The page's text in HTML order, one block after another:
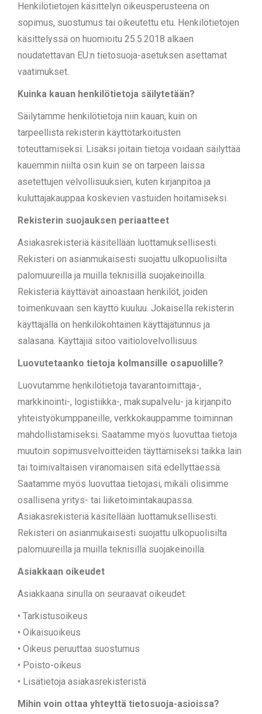
Henkilötietojen käsittelyn oikeusperusteena on
sopimus, suostumus tai oikeutettu etu. Henkilötietojen
käsittelyssä on huomioitu 25.5.2018 alkaen
noudatettavan EU:n tietosuoja-asetuksen asettamat
vaatimukset.
Kuinka kauan henkilötietoja säilytetään?
Säilytämme henkilötietoja niin kauan, kuin on
tarpeellista rekisterin käyttötarkoitusten
toteuttamiseksi. Lisäksi joitain tietoja voidaan säilyttää
kauemmin niiltä osin kuin se on tarpeen laissa
asetettujen velvollisuuksien, kuten kirjanpitoa ja
kuluttajakauppaa koskevien vastuiden hoitamiseksi.
Rekisterin suojauksen periaatteet
Asiakasrekisteriä käsitellään luottamuksellisesti.
Rekisteri on asianmukaisesti suojattu ulkopuolisilta
palomuureilla ja muilla teknisillä suojakeinoilla.
Rekisteriä käyttävät ainoastaan henkilöt, joiden
toimenkuvaan sen käyttö kuuluu. Jokaisella rekisterin
käyttäjällä on henkilökohtainen käyttäjätunnus ja
salasana. Käyttäjiä sitoo vaitiolovelvollisuus.
Luovutetaanko tietoja kolmansille osapuolille?
Luovutamme henkilötietoja tavarantoimittaja-,
markkinointi-, logistiikka-, maksupalvelu- ja kirjanpito
yhteistyökumppaneille, verkkokauppamme toiminnan
mahdollistamiseksi. Saatamme myös luovuttaa tietoja
muutoin sopimusvelvoitteiden täyttämiseksi taikka lain
tai toimivaltaisen viranomaisen sitä edellyttäessä.
Saatamme myös luovuttaa tietojasi, mikäli olisimme
osallisena yritys- tai liiketoimintakaupassa.
Asiakasrekisteriä käsitellään luottamuksellisesti.
Rekisteri on asianmukaisesti suojattu ulkopuolisilta
palomuureilla ja muilla teknisillä suojakeinoilla.
Asiakkaan oikeudet
Asiakkaana sinulla on seuraavat oikeudet:
• Tarkistusoikeus
• Oikaisuoikeus
• Oikeus peruuttaa suostumus
• Poisto-oikeus
• Lisätietoja asiakasrekisteristä
Mihin voin ottaa yhteyttä tietosuoja-asioissa?